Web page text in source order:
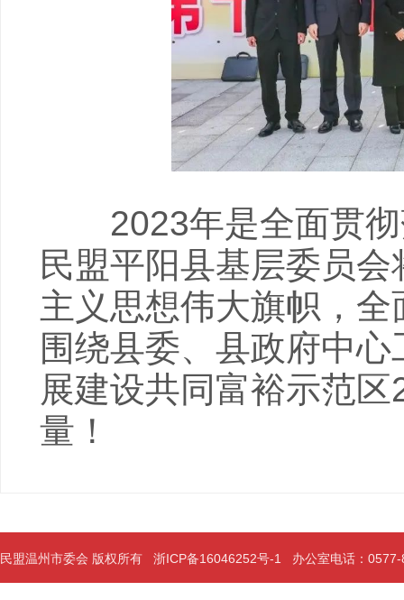
2023年是全面贯彻
民盟平阳县基层委员
主义思想伟大旗帜，
围绕县委、县政府中
展建设共同富裕示范
量！
民盟温州市委会 版权所有 浙ICP备16046252号-1 办公室电话：